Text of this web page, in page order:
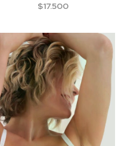
$17.500